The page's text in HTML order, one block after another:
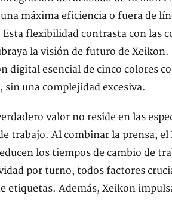
máxima eficiencia o fuera de
flexibilidad contrasta con las
la visión de futuro de
digital esencial de cinco colores
sin una complejidad excesiva.
valor no reside en las
trabajo. Al combinar la prensa, el
los tiempos de cambio de
por turno, todos factores
etiquetas. Además, Xeikon